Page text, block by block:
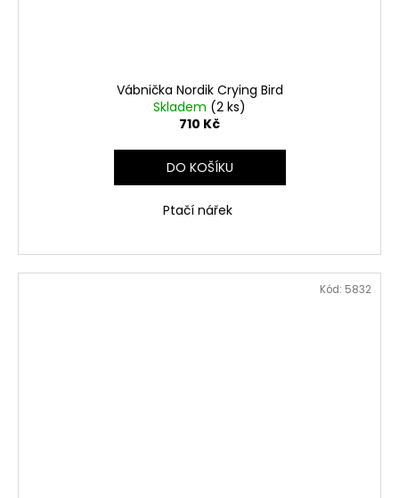
Vábnička Nordik Crying Bird
Skladem (2 ks)
710 Kč
DO KOŠÍKU
Ptačí nářek
Kód: 5832